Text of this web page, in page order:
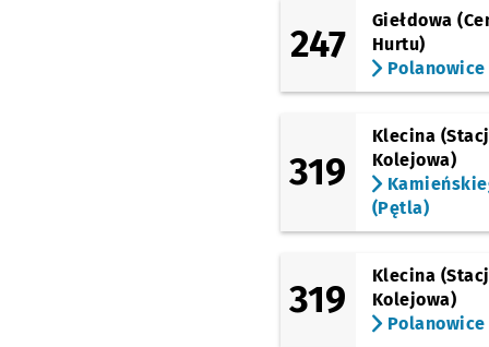
247
Giełdowa
Hurtu)
Polanowice
319
Klecina
Kolejowa)
(Pętla)
319
Klecina
Kolejowa)
Polanowice